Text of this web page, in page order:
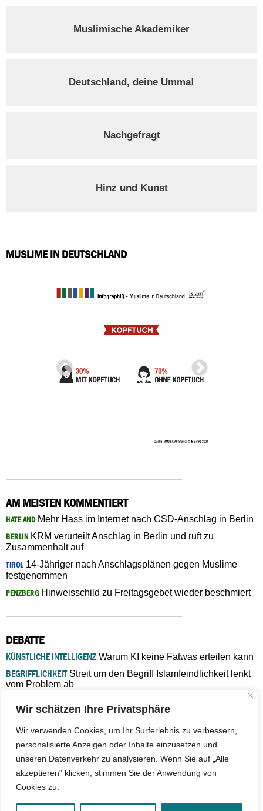
Wir schätzen Ihre Privatsphäre
Wir verwenden Cookies, um Ihr Surferlebnis zu verbessern,
personalisierte Anzeigen oder Inhalte einzusetzen und
unseren Datenverkehr zu analysieren. Wenn Sie auf „Alle
akzeptieren" klicken, stimmen Sie der Anwendung von
Cookies zu.
Muslimische Akademiker
Deutschland, deine Umma!
Nachgefragt
Hinz und Kunst
MUSLIME IN DEUTSCHLAND
AM MEISTEN KOMMENTIERT
HATE ANDMehr Hass im Internet nach CSD-Anschlag in Berlin
BERLIN KRM verurteilt Anschlag in Berlin und ruft zu
Zusammenhalt auf
TIROL14-Jähriger nach Anschlagsplänen gegen Muslime
festgenommen
PENZBERGHinweisschild zu Freitagsgebet wieder beschmiert
DEBATTE
KÜNSTLICHE INTELLIGENZ Warum KI keine Fatwas erteilen kann
BEGRIFFLICHKEITStreit um den Begriff Islamfeindlichkeit lenkt
vom Problem ab
Verantwortung bleibt“
ISLAMISCHE FAKULTÄT IN MÜNSTEREine kritische Schwelle für
die deutsche Religionspolitik
GASTBEITRAGWarum die muslimische Welt eine neue